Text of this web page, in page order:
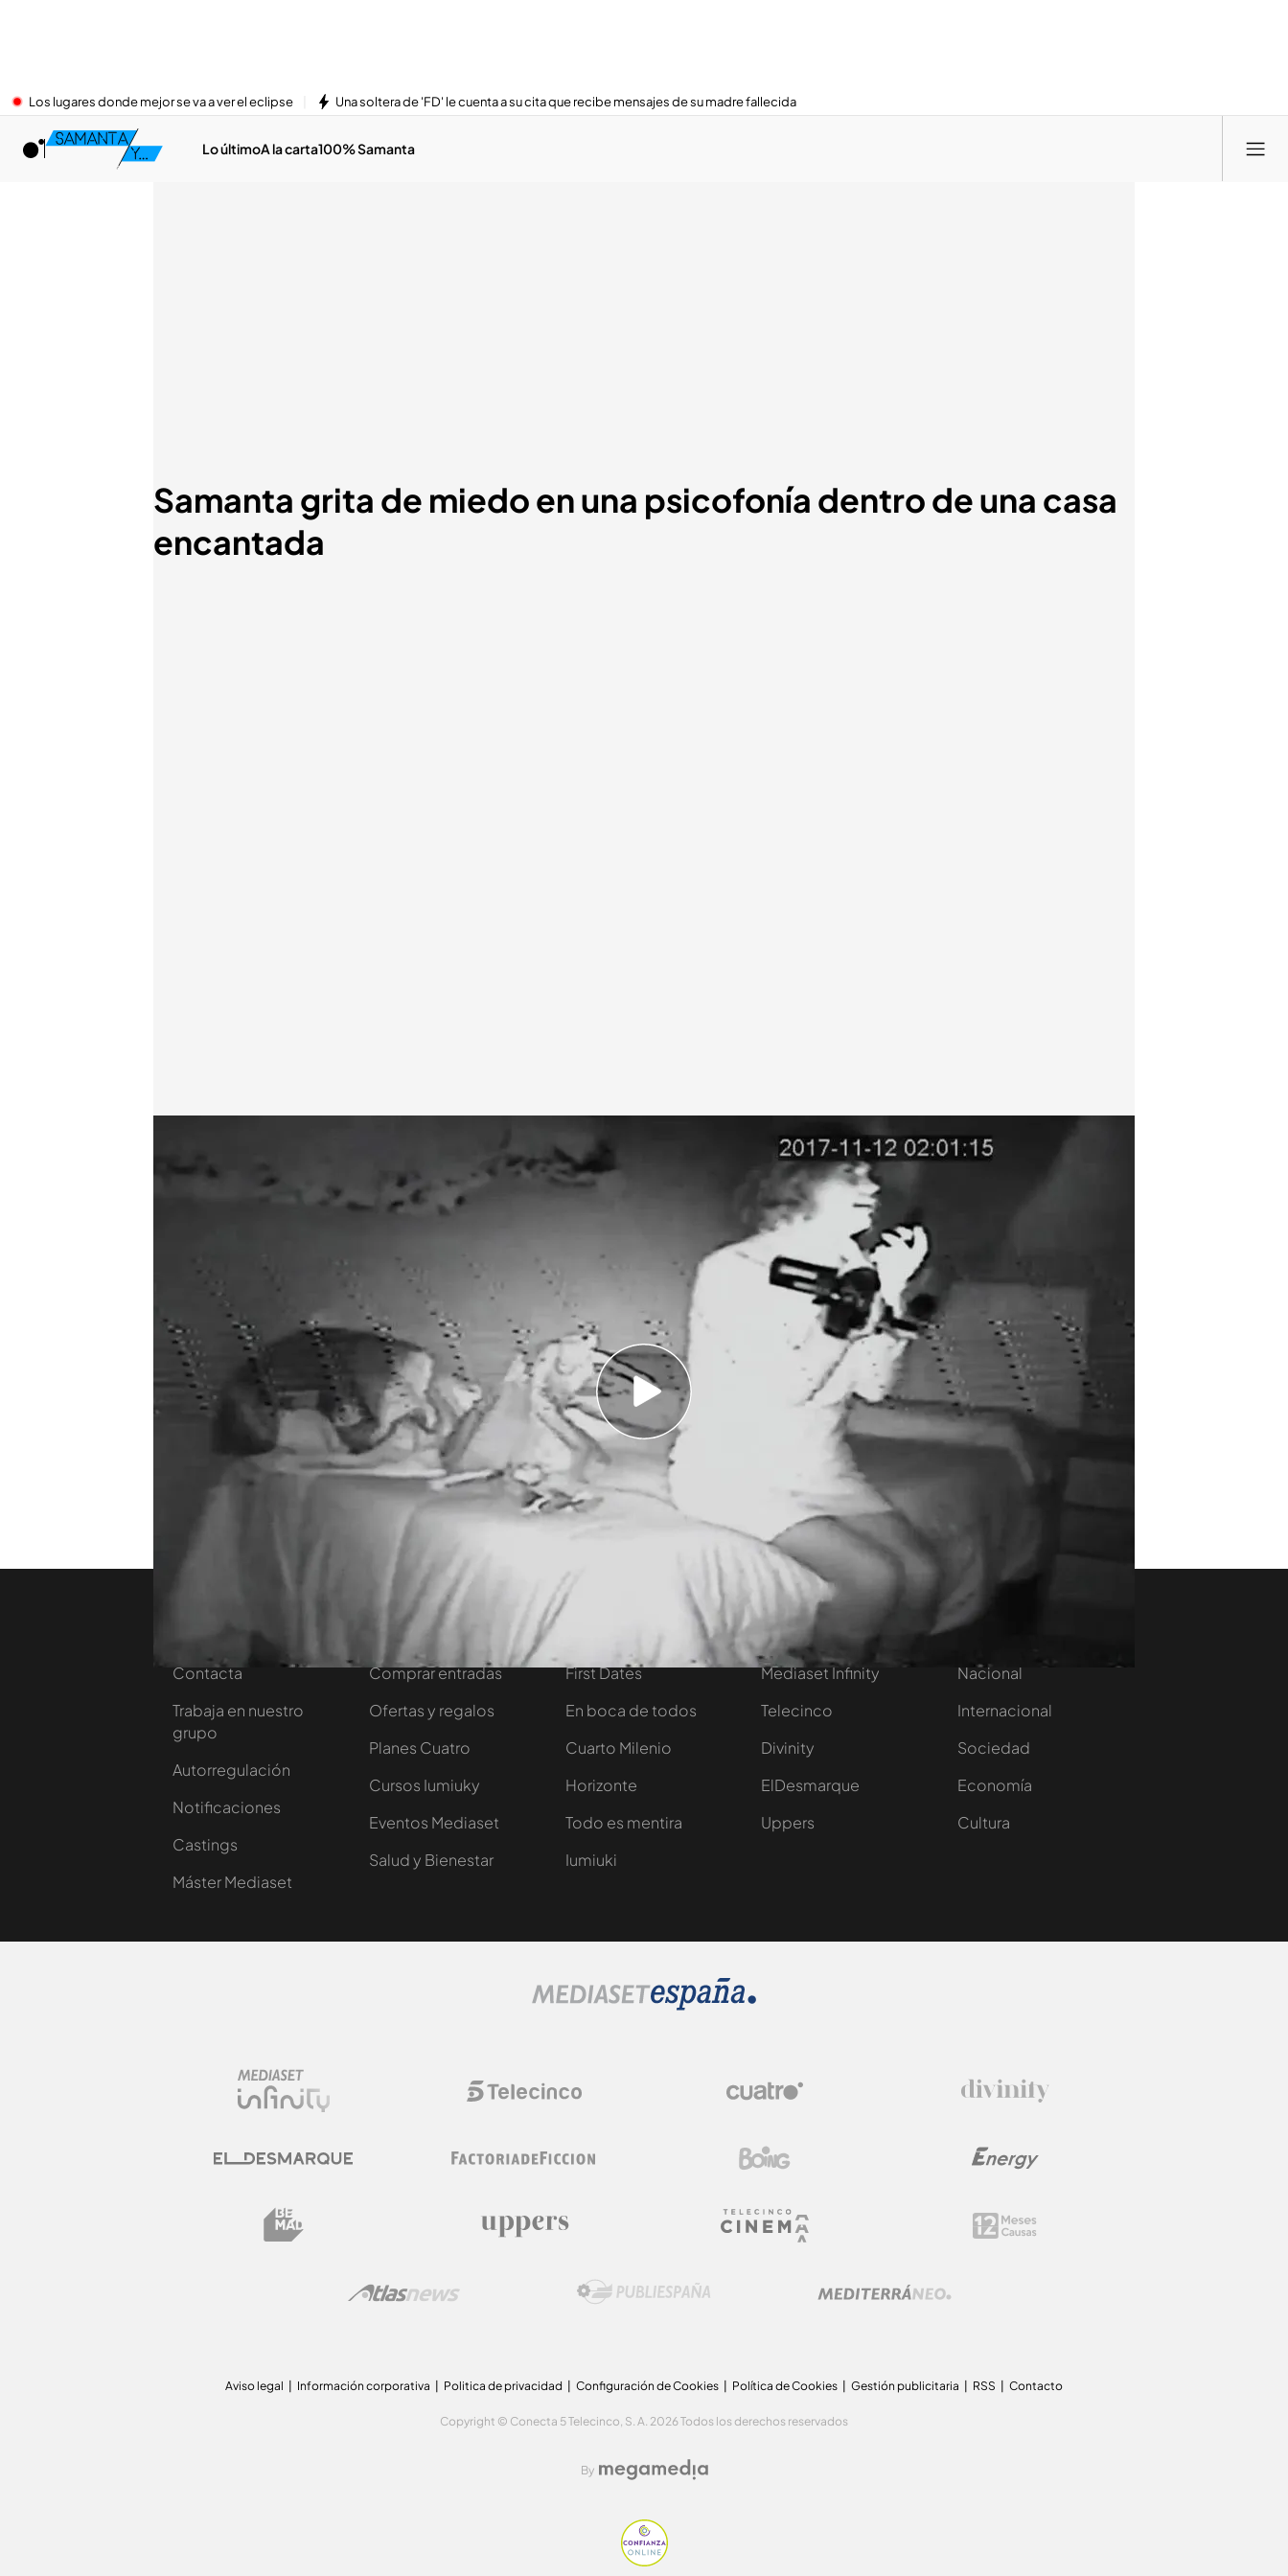
Los lugares donde mejor se va a ver el eclipse Una soltera de 'FD' le cuenta a su cita que recibe mensajes de su madre fallecida
Lo últimoA la carta100% Samanta
Samanta grita de miedo en una psicofonía dentro de una casa
encantada
13 DIC 2017 - 00:02h.
En un acto de valentía, Samanta ha entrado en el cuarto del niño de la casa,
donde él mismo vio cómo unmando a distancia salía disparado de su
sitio. Samanta se ha quedado sentada todo el rato en la cama… Sin
embargo, los sensores de movimiento no paraban de sonar. Después, ha
oído por sí misma como, de nuevo, una voz decía “Saman… ta”.
imposible no gritar de miedo!.
Contacta
Trabaja en nuestro
grupo
Autorregulación
Notificaciones
Castings
Máster Mediaset
Corporativo
Comprar entradas
Ofertas y regalos
Planes Cuatro
Cursos Iumiuky
Eventos Mediaset
Salud y Bienestar
First Dates
En boca de todos
Cuarto Milenio
Horizonte
Todo es mentira
Iumiuki
Más de Mediaset
Mediaset Infinity
Telecinco
Divinity
ElDesmarque
Uppers
Noticias Cuatro
Nacional
Internacional
Sociedad
Economía
Cultura
Aviso legal Información corporativa Politica de privacidad Configuración de Cookies Política de Cookies Gestión publicitaria RSS Contacto
Copyright © Conecta 5 Telecinco, S. A. 2026 Todos los derechos reservados
By